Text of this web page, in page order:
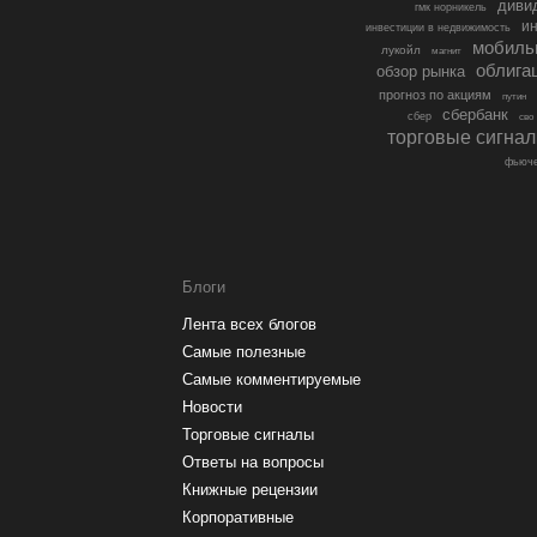
гмк норникель
инвестиции в недвижимость
лукойл магнит
обзор рынка
прогноз по акциям
путин
сбер сбербанк сво
торговые
Блоги
Лента всех блогов
Самые полезные
Самые комментируемые
Новости
Торговые сигналы
Ответы на вопросы
Книжные рецензии
Корпоративные